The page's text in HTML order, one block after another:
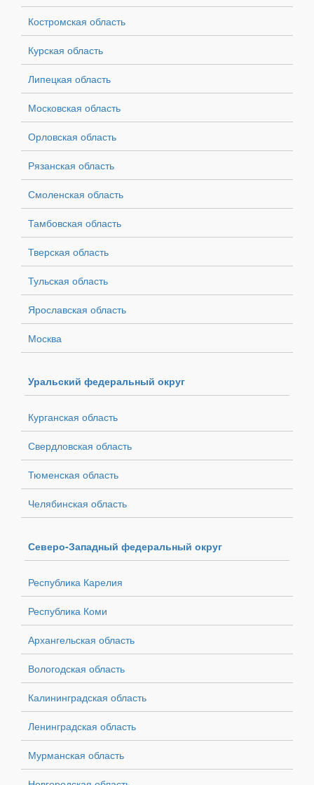
Костромская область
Курская область
Липецкая область
Московская область
Орловская область
Рязанская область
Смоленская область
Тамбовская область
Тверская область
Тульская область
Ярославская область
Москва
Уральский федеральный округ
Курганская область
Свердловская область
Тюменская область
Челябинская область
Северо-Западный федеральный округ
Республика Карелия
Республика Коми
Архангельская область
Вологодская область
Калининградская область
Ленинградская область
Мурманская область